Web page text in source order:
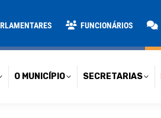
FUNCIONÁRIOS
O MUNICÍPIO SECRETARIAS